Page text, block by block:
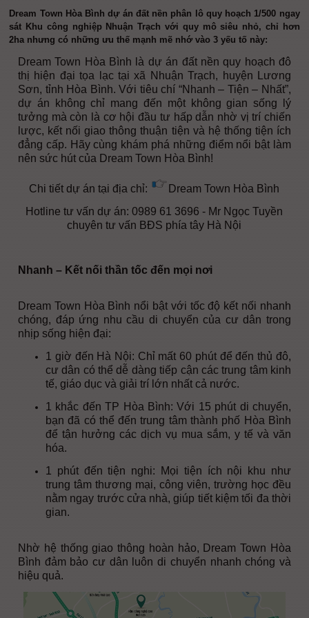
Dream Town Hòa Bình dự án đất nền phân lô quy hoạch 1/500 ngay
sát Khu công nghiệp Nhuận Trạch với quy mô siêu nhỏ, chỉ hơn
2ha nhưng có những ưu thế mạnh mẽ nhớ vào 3 yếu tố này:
Dream Town Hòa Bình là dự án đất nền quy hoạch đô
thị hiện đại tọa lạc tại xã Nhuận Trạch, huyện Lương
Sơn, tỉnh Hòa Bình. Với tiêu chí “Nhanh – Tiện – Nhất”,
dự án không chỉ mang đến một không gian sống lý
tưởng mà còn là cơ hội đầu tư hấp dẫn nhờ vị trí chiến
lược, kết nối giao thông thuận tiện và hệ thống tiện ích
đẳng cấp. Hãy cùng khám phá những điểm nổi bật làm
nên sức hút của Dream Town Hòa Bình!
Chi tiết dự án tại địa chỉ:
Dream Town Hòa Bình
Hotline tư vấn dự án: 0989 61 3696 - Mr Ngọc Tuyền
chuyên tư vấn BĐS phía tây Hà Nội
Nhanh – Kết nối thần tốc đến mọi nơi
Dream Town Hòa Bình nổi bật với tốc độ kết nối nhanh
chóng, đáp ứng nhu cầu di chuyển của cư dân trong
nhịp sống hiện đại:
1 giờ đến Hà Nội: Chỉ mất 60 phút để đến thủ đô,
cư dân có thể dễ dàng tiếp cận các trung tâm kinh
tế, giáo dục và giải trí lớn nhất cả nước.
1 khắc đến TP Hòa Bình: Với 15 phút di chuyển,
bạn đã có thể đến trung tâm thành phố Hòa Bình
để tận hưởng các dịch vụ mua sắm, y tế và văn
hóa.
1 phút đến tiện nghi: Mọi tiện ích nội khu như
trung tâm thương mại, công viên, trường học đều
nằm ngay trước cửa nhà, giúp tiết kiệm tối đa thời
gian.
Nhờ hệ thống giao thông hoàn hảo, Dream Town Hòa
Bình đảm bảo cư dân luôn di chuyển nhanh chóng và
hiệu quả.